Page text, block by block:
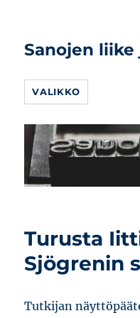
Sanojen
VALIKKO
Turusta
Sjögrenin
Tutkijan